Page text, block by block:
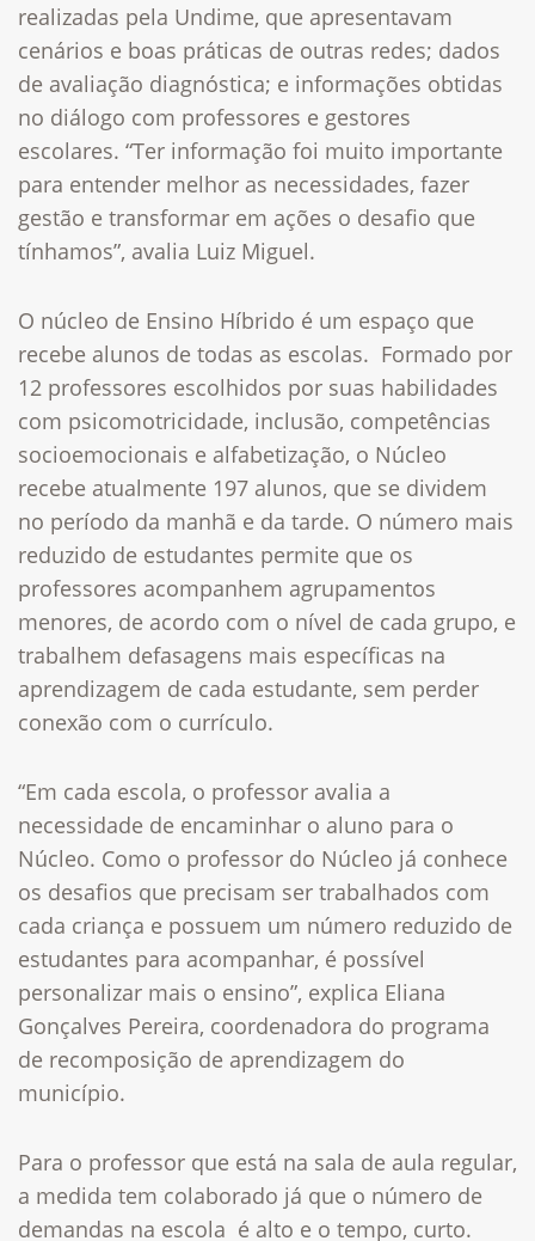
realizadas pela Undime, que apresentavam
cenários e boas práticas de outras redes; dados
de avaliação diagnóstica; e informações obtidas
no diálogo com professores e gestores
escolares. “Ter informação foi muito importante
para entender melhor as necessidades, fazer
gestão e transformar em ações o desafio que
tínhamos”, avalia Luiz Miguel.
O núcleo de Ensino Híbrido é um espaço que
recebe alunos de todas as escolas. Formado por
12 professores escolhidos por suas habilidades
com psicomotricidade, inclusão, competências
socioemocionais e alfabetização, o Núcleo
recebe atualmente 197 alunos, que se dividem
no período da manhã e da tarde. O número mais
reduzido de estudantes permite que os
professores acompanhem agrupamentos
menores, de acordo com o nível de cada grupo, e
trabalhem defasagens mais específicas na
aprendizagem de cada estudante, sem perder
conexão com o currículo.
“Em cada escola, o professor avalia a
necessidade de encaminhar o aluno para o
Núcleo. Como o professor do Núcleo já conhece
os desafios que precisam ser trabalhados com
cada criança e possuem um número reduzido de
estudantes para acompanhar, é possível
personalizar mais o ensino”, explica Eliana
Gonçalves Pereira, coordenadora do programa
de recomposição de aprendizagem do
município.
Para o professor que está na sala de aula regular,
a medida tem colaborado já que o número de
demandas na escola é alto e o tempo, curto.